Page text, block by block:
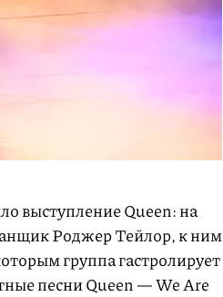
выступление Queen: на
Роджер Тейлор, к ним
группа гастролирует
песни Queen — We Are